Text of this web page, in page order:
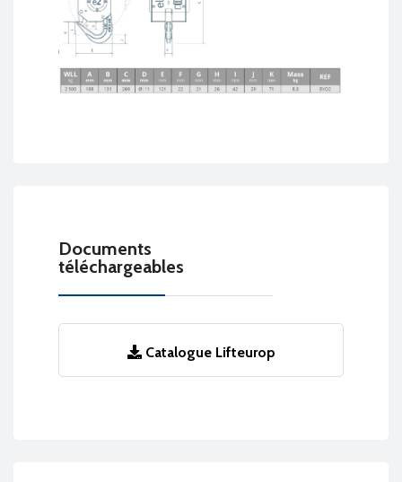
Documents
téléchargeables
Catalogue Lifteurop